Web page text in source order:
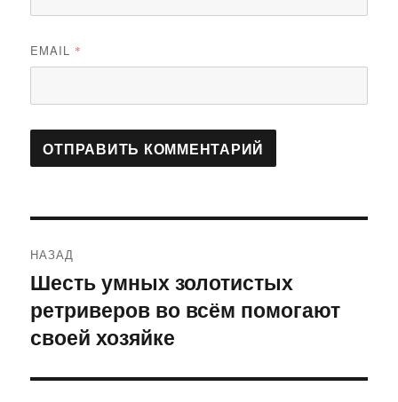
EMAIL *
по
записям
НАЗАД
Предыдущая
запись:
Шесть умных золотистых
ретриверов во всём помогают
своей хозяйке